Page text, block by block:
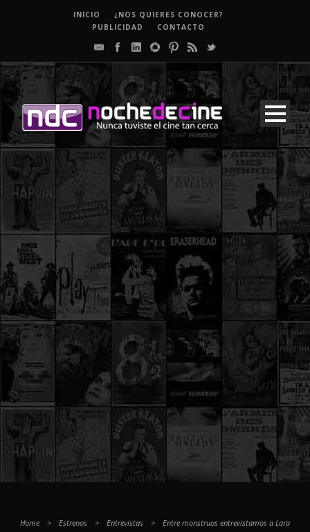
INICIO
¿NOS QUIERES CONOCER?
PUBLICIDAD
CONTACTO
Home > Estrenos > Entrevistas >
Entre monstruos entrevistamos a Lara